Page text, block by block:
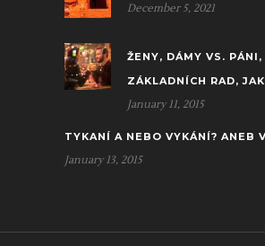
December 5, 2021
ŽENY, DÁMY VS.
ZÁKLADNÍCH RAD,
January 11, 2015
TYKANÍ A NEBO VYKÁNÍ? ANEB
January 13, 2015